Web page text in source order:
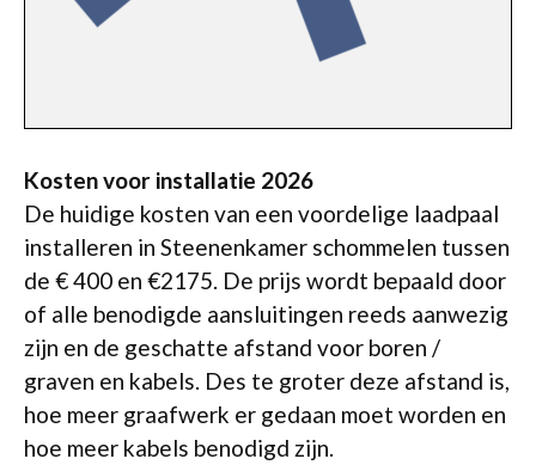
Kosten voor installatie 2026
De huidige kosten van een voordelige laadpaal
installeren in Steenenkamer schommelen tussen
de € 400 en €2175. De prijs wordt bepaald door
of alle benodigde aansluitingen reeds aanwezig
zijn en de geschatte afstand voor boren /
graven en kabels. Des te groter deze afstand is,
hoe meer graafwerk er gedaan moet worden en
hoe meer kabels benodigd zijn.